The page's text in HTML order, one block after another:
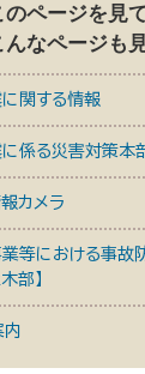
のページを見
んなページも
関する情報
係る災害対策本
カメラ
等における事故
部】
内